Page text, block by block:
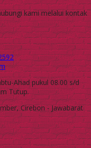
kami melalui kontak
Ahad pukul 08.00 s/d
Tutup.
Cirebon - Jawabarat